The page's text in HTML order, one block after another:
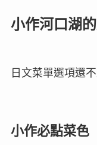
小作河口湖
日文菜單選項還
小作必點菜色